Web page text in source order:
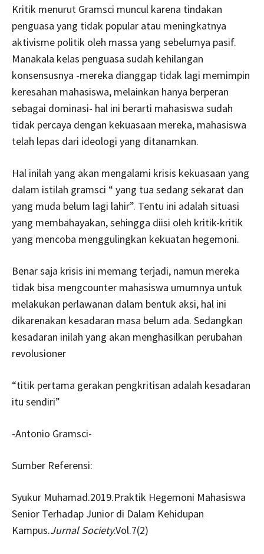
Kritik menurut Gramsci muncul karena tindakan
penguasa yang tidak popular atau meningkatnya
aktivisme politik oleh massa yang sebelumya pasif.
Manakala kelas penguasa sudah kehilangan
konsensusnya -mereka dianggap tidak lagi memimpin
keresahan mahasiswa, melainkan hanya berperan
sebagai dominasi- hal ini berarti mahasiswa sudah
tidak percaya dengan kekuasaan mereka, mahasiswa
telah lepas dari ideologi yang ditanamkan.
Hal inilah yang akan mengalami krisis kekuasaan yang
dalam istilah gramsci “ yang tua sedang sekarat dan
yang muda belum lagi lahir”. Tentu ini adalah situasi
yang membahayakan, sehingga diisi oleh kritik-kritik
yang mencoba menggulingkan kekuatan hegemoni.
Benar saja krisis ini memang terjadi, namun mereka
tidak bisa mengcounter mahasiswa umumnya untuk
melakukan perlawanan dalam bentuk aksi, hal ini
dikarenakan kesadaran masa belum ada. Sedangkan
kesadaran inilah yang akan menghasilkan perubahan
revolusioner
“titik pertama gerakan pengkritisan adalah kesadaran
itu sendiri”
-Antonio Gramsci-
Sumber Referensi:
Syukur Muhamad.2019.Praktik Hegemoni Mahasiswa
Senior Terhadap Junior di Dalam Kehidupan
Kampus.Jurnal Society.Vol.7(2)